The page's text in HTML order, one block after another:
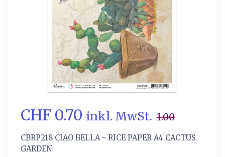
CHF 0.70 inkl. MwSt. 1.00
CBRP218 CIAO BELLA - RICE PAPER A4 CACTUS
GARDEN